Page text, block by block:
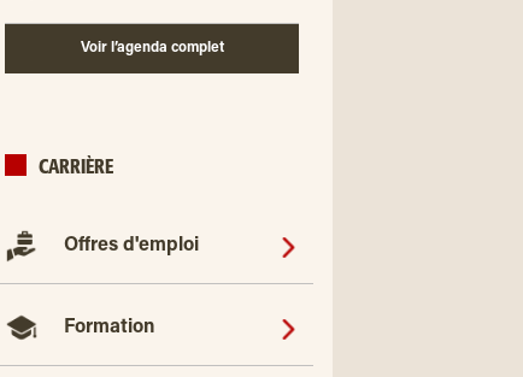
Voir l’agenda complet
CARRIÈRE
Offres d'emploi
Formation